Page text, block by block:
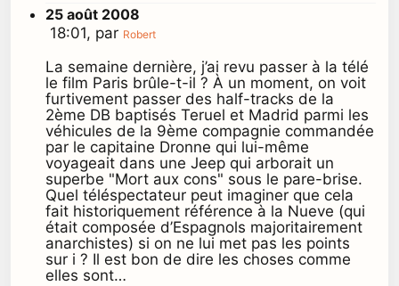
25 août 2008
18:01, par Robert
La semaine dernière, j’ai revu passer à la télé
le film Paris brûle-t-il ? À un moment, on voit
furtivement passer des half-tracks de la
2ème DB baptisés Teruel et Madrid parmi les
véhicules de la 9ème compagnie commandée
par le capitaine Dronne qui lui-même
voyageait dans une Jeep qui arborait un
superbe "Mort aux cons" sous le pare-brise.
Quel téléspectateur peut imaginer que cela
fait historiquement référence à la Nueve (qui
était composée d’Espagnols majoritairement
anarchistes) si on ne lui met pas les points
sur i ? Il est bon de dire les choses comme
elles sont…